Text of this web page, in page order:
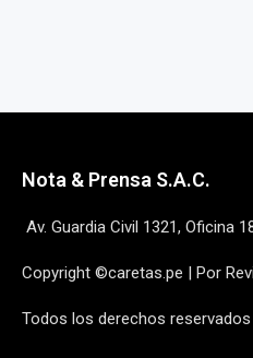
Nota & Prensa S.A.C.
Av. Guardia Civil 1321, Oficina
Copyright ©caretas.pe | Por
Todos los derechos reservados